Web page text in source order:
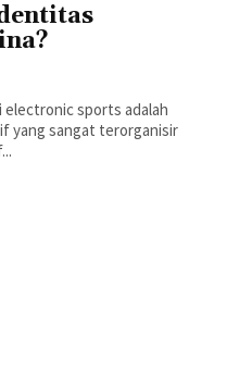
electronic sports adalah
yang sangat terorganisir